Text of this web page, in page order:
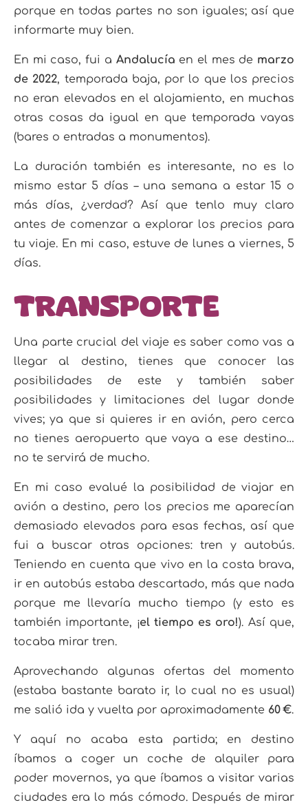
porque en todas partes no son iguales; así que
informarte muy bien.
En mi caso, fui a Andalucía en el mes de marzo
de 2022, temporada baja, por lo que los precios
no eran elevados en el alojamiento, en muchas
otras cosas da igual en que temporada vayas
(bares o entradas a monumentos).
La duración también es interesante, no es lo
mismo estar 5 días – una semana a estar 15 o
más días, ¿verdad? Así que tenlo muy claro
antes de comenzar a explorar los precios para
tu viaje. En mi caso, estuve de lunes a viernes, 5
días.
Transporte
Una parte crucial del viaje es saber como vas a
llegar al destino, tienes que conocer las
posibilidades de este y también saber
posibilidades y limitaciones del lugar donde
vives; ya que si quieres ir en avión, pero cerca
no tienes aeropuerto que vaya a ese destino…
no te servirá de mucho.
En mi caso evalué la posibilidad de viajar en
avión a destino, pero los precios me aparecían
demasiado elevados para esas fechas, así que
fui a buscar otras opciones: tren y autobús.
Teniendo en cuenta que vivo en la costa brava,
ir en autobús estaba descartado, más que nada
porque me llevaría mucho tiempo (y esto es
también importante, ¡el tiempo es oro!). Así que,
tocaba mirar tren.
Aprovechando algunas ofertas del momento
(estaba bastante barato ir, lo cual no es usual)
me salió ida y vuelta por aproximadamente 60 €.
Y aquí no acaba esta partida; en destino
íbamos a coger un coche de alquiler para
poder movernos, ya que íbamos a visitar varias
ciudades era lo más cómodo. Después de mirar